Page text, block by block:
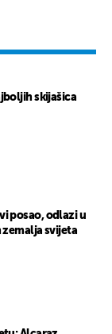
skijašica
posao, odlazi u
svijeta